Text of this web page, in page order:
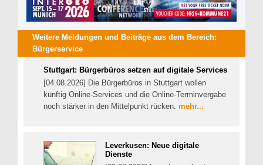
Weitere Meldungen und Beiträge aus dem Bereich:
Bürgerservice
Stuttgart: Bürgerbüros setzen auf digitale Services
[04.08.2026] Die Bürgerbüros in Stuttgart wollen
künftig Online-Services und die Online-Terminvergabe
noch stärker in den Mittelpunkt rücken. mehr...
Leverkusen: Neue digitale
Dienste